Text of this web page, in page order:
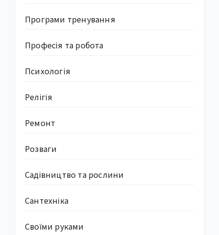
Програми тренування
Професія та робота
Психологія
Релігія
Ремонт
Розваги
Садівництво та рослини
Сантехніка
Своїми руками